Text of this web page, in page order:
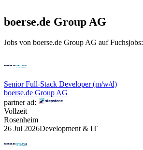
boerse.de Group AG
Jobs von boerse.de Group AG auf Fuchsjobs:
Senior Full-Stack Developer (m/w/d)
boerse.de Group AG
partner ad:
Vollzeit
Rosenheim
26 Jul 2026Development & IT